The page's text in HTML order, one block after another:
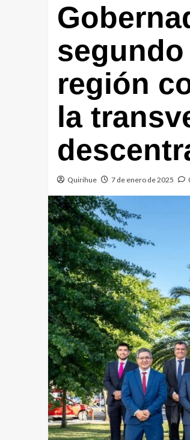
región
la
Quirihue 7 de enero de 2025